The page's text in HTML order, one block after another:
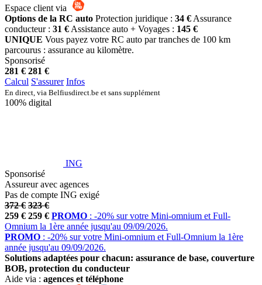
Espace client via
Options de la RC auto Protection juridique : 34 € Assurance
conducteur : 31 € Assistance auto + Voyages : 145 €
UNIQUE Vous payez votre RC auto par tranches de 100 km
parcourus : assurance au kilomètre.
Sponsorisé
281 € 281 €
Calcul S'assurer Infos
En direct, via Belfiusdirect.be et sans supplément
100% digital
ING
Sponsorisé
Assureur avec agences
Pas de compte ING exigé
372 € 323 €
259 € 259 € PROMO : -20% sur votre Mini-omnium et Full-
Omnium la 1ère année jusqu'au 09/09/2026.
PROMO : -20% sur votre Mini-omnium et Full-Omnium la 1ère
année jusqu'au 09/09/2026.
Solutions adaptées pour chacun: assurance de base, couverture
BOB, protection du conducteur
Aide via : agences et téléphone